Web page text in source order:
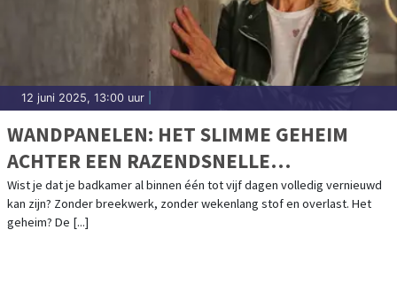
12 juni 2025, 13:00 uur
WANDPANELEN: HET SLIMME GEHEIM
ACHTER EEN RAZENDSNELLE
BADKAMERRENOVATIE
Wist je dat je badkamer al binnen één tot vijf dagen volledig vernieuwd
kan zijn? Zonder breekwerk, zonder wekenlang stof en overlast. Het
geheim? De [...]